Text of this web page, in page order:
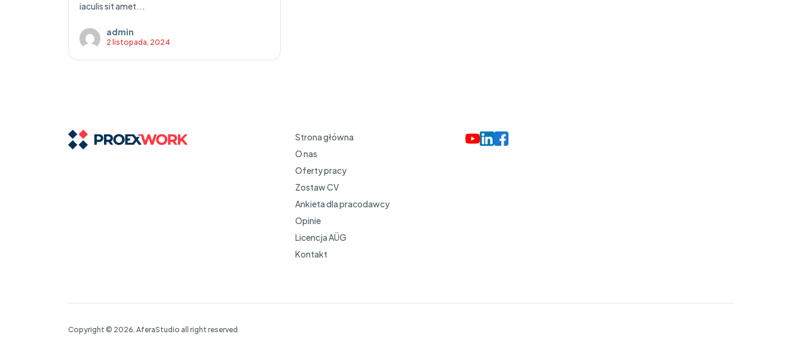
iaculis sit amet...
admin
2 listopada, 2024
Strona główna
O nas
Oferty pracy
Zostaw CV
Ankieta dla pracodawcy
Opinie
Licencja AÜG
Kontakt
Copyright © 2026. AferaStudio all right reserved